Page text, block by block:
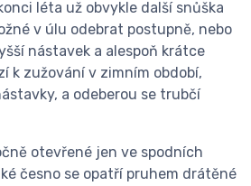
léta už obvykle další snůška
v úlu odebrat postupně, nebo
nástavek a alespoň krátce
k zužování v zimním období,
a odeberou se trubčí
otevřené jen ve spodních
česno se opatří pruhem drátěné